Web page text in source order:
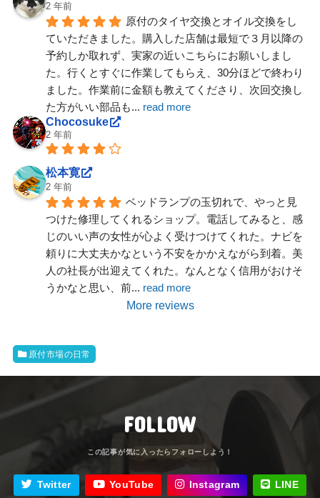
2 年前
原付のタイヤ交換とオイル交換をし
ていただきました。購入した店舗は最短で３月以降の
予約しか取れず、実家の近いこちらにお願いしまし
た。行くとすぐに作業してもらえ、30分ほどで終わり
ました。作業前に金額も教えてくださり、次回交換し
た方がいい部品も... read more
Chocosuke
2 年前
松本寛
2 年前
ベッドランプの玉切れで、やっと見
つけた修理してくれるショップ。電話してみると、感
じのいい声の女性が心よく受けつけてくれた。ナビを
頼りに大丈夫かなという不安をかかえながら到着。美
人の社長が出迎えてくれた。なんとなく信用がおけそ
うかなと思い、前... read more
More reviews
原付市場の日常
FOLLOW
Twitter YouTube Instagram LINE